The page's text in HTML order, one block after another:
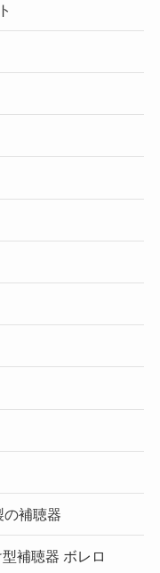
の補聴器
補聴器 ボレロ